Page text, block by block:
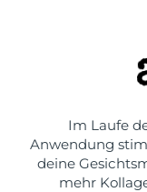
Im Laufe
Anwendung
deine
mehr